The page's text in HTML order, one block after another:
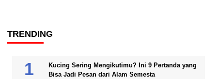
TRENDING
Kucing Sering Mengikutimu? Ini 9 Pertanda yang
Bisa Jadi Pesan dari Alam Semesta